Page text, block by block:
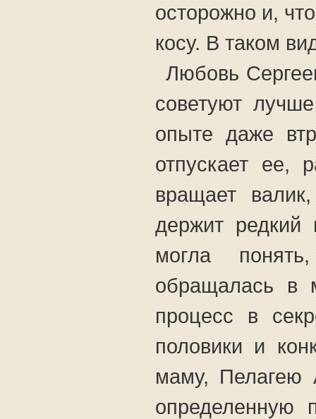
осторожно и,
косу. В таком
Любовь
советуют
опыте даже
отпускает ее,
вращает
держит
могла
обращалась в
процесс в
половики и
маму, Пелагею
определенную